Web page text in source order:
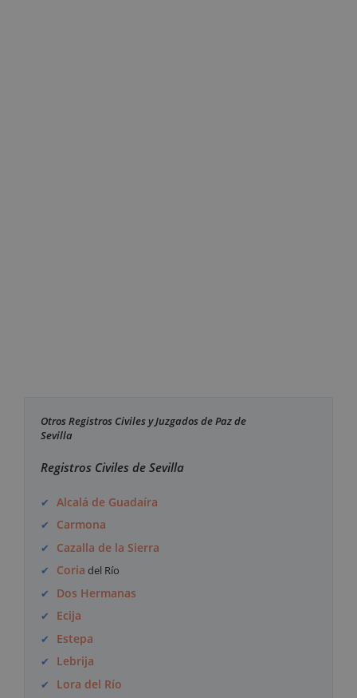
Otros Registros Civiles y Juzgados de Paz de
Sevilla
Registros Civiles de Sevilla
Alcalá de Guadaíra
Carmona
Cazalla de la Sierra
Coria del Río
Dos Hermanas
Ecija
Estepa
Lebrija
Lora del Río